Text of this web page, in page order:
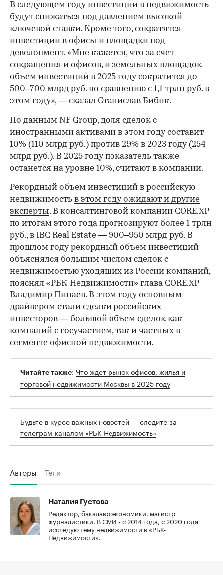
В следующем году инвестиции в недвижимость
будут снижаться под давлением высокой
ключевой ставки. Кроме того, сократятся
инвестиции в офисы и площадки под
девелопмент. «Мне кажется, что за счет
сокращения и офисов, и земельных площадок
объем инвестиций в 2025 году сократится до
500–700 млрд руб. по сравнению с 1,1 трлн руб. в
этом году», — сказал Станислав Бибик.
По данным NF Group, доля сделок с
иностранными активами в этом году составит
10% (110 млрд руб.) против 29% в 2023 году (254
млрд руб.). В 2025 году показатель также
останется на уровне 10%, считают в компании.
Рекордный объем инвестиций в российскую
недвижимость в этом году ожидают и другие
эксперты. В консалтинговой компании CORE.XP
по итогам этого года прогнозируют более 1 трлн
руб., в IBC Real Estate — 900–950 млрд руб. В
прошлом году рекордный объем инвестиций
объяснялся большим числом сделок с
недвижимостью уходящих из России компаний,
пояснял «РБК-Недвижимости» глава CORE.XP
Владимир Пинаев. В этом году основным
драйвером стали сделки российских
инвесторов — большой объем сделок как
компаний с госучастием, так и частных в
сегменте офисной недвижимости.
Читайте также: Что ждет рынок офисов, жилья и
торговой недвижимости Москвы в 2025 году
Будьте в курсе важных новостей — следите за
телеграм-каналом «РБК-Недвижимость»
Авторы Теги
Наталия Густова
Редактор, бакалавр экономики, магистр
журналистики. В СМИ - с 2014 года, с 2020 года
исследую тему недвижимости в «РБК-
Недвижимости».